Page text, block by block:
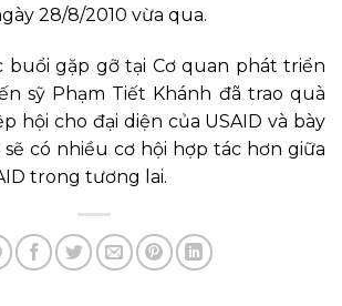
28/8/2010 vừa qua.
gặp gỡ tại Cơ quan phát triển
sỹ Phạm Tiết Khánh đã trao quà
hội cho đại diện của USAID và bày
có nhiều cơ hội hợp tác hơn giữa
trong tương lai.